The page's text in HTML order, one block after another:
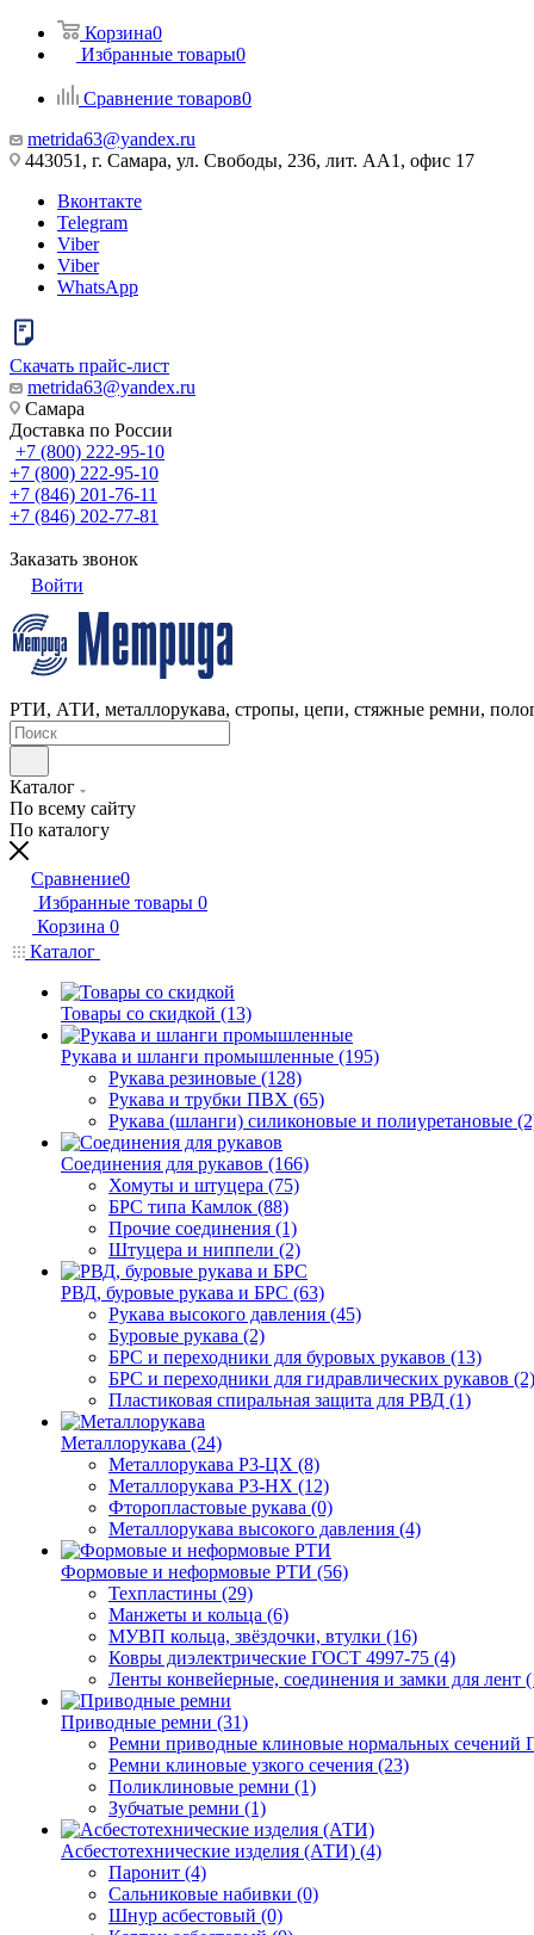
Корзина0
Избранные товары0
Сравнение товаров0
metrida63@yandex.ru
443051, г. Самара, ул. Свободы, 236, лит. АА1, офис 17
Вконтакте
Telegram
Viber
Viber
WhatsApp
Скачать прайс-лист
metrida63@yandex.ru
Самара
Доставка по России
+7 (800) 222-95-10
+7 (800) 222-95-10
+7 (846) 201-76-11
+7 (846) 202-77-81
Заказать звонок
Войти
РТИ, АТИ, металлорукава, стропы, цепи, стяжные ремни,
Каталог
По всему сайту
По каталогу
Сравнение0
Избранные товары 0
Корзина 0
Каталог
Товары со скидкой (13)
Рукава и шланги промышленные (195)
Рукава резиновые (128)
Рукава и трубки ПВХ (65)
Рукава (шланги) силиконовые и полиуретановые
Соединения для рукавов (166)
Хомуты и штуцера (75)
БРС типа Камлок (88)
Прочие соединения (1)
Штуцера и ниппели (2)
РВД, буровые рукава и БРС (63)
Рукава высокого давления (45)
Буровые рукава (2)
БРС и переходники для буровых рукавов (13)
БРС и переходники для гидравлических рукавов (2)
Пластиковая спиральная защита для РВД (1)
Металлорукава (24)
Металлорукава Р3-ЦХ (8)
Металлорукава Р3-НХ (12)
Фторопластовые рукава (0)
Металлорукава высокого давления (4)
Формовые и неформовые РТИ (56)
Техпластины (29)
Манжеты и кольца (6)
МУВП кольца, звёздочки, втулки (16)
Ковры диэлектрические ГОСТ 4997-75 (4)
Ленты конвейерные, соединения и замки для лент
Приводные ремни (31)
Ремни приводные клиновые нормальных сечений
Ремни клиновые узкого сечения (23)
Поликлиновые ремни (1)
Зубчатые ремни (1)
Асбестотехнические изделия (АТИ) (4)
Паронит (4)
Сальниковые набивки (0)
Шнур асбестовый (0)